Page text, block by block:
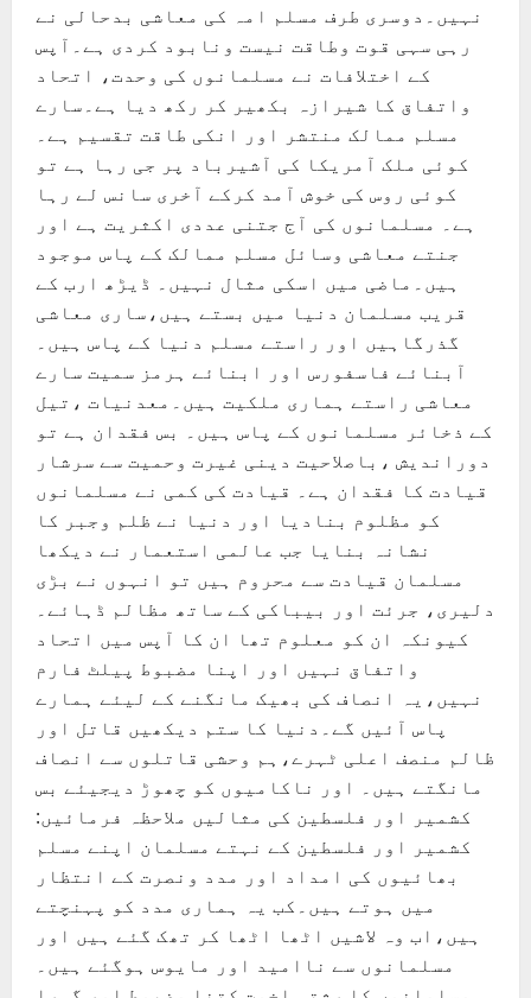
نہیں۔دوسری طرف مسلم امہ کی معاشی بدحالی نے
رہی سہی قوت وطاقت نیست ونابود کردی ہے۔آپس
کے اختلافات نے مسلمانوں کی وحدت، اتحاد
واتفاق کا شیرازہ بکھیر کر رکھ دیا ہے۔سارے
مسلم ممالک منتشر اور انکی طاقت تقسیم ہے۔
کوئی ملک آمریکا کی آشیرباد پر جی رہا ہے تو
کوئی روس کی خوش آمد کرکے آخری سانس لے رہا
ہے۔ مسلمانوں کی آج جتنی عددی اکثریت ہے اور
جنتے معاشی وسائل مسلم ممالک کے پاس موجود
ہیں۔ماضی میں اسکی مثال نہیں۔ ڈیڑھ ارب کے
قریب مسلمان دنیا میں بستے ہیں،ساری معاشی
گذرگاہیں اور راستے مسلم دنیا کے پاس ہیں۔
آبنائے فاسفورس اور ابنائے ہرمز سمیت سارے
معاشی راستے ہماری ملکیت ہیں۔معدنیات ،تیل
کے ذخائر مسلمانوں کے پاس ہیں۔ بس فقدان ہے تو
دوراندیش ،باصلاحیت دینی غیرت وحمیت سے سرشار
قیادت کا فقدان ہے۔ قیادت کی کمی نے مسلمانوں
کو مظلوم بنادیا اور دنیا نے ظلم وجبر کا
نشانہ بنایا جب عالمی استعمار نے دیکھا
مسلمان قیادت سے محروم ہیں تو انہوں نے بڑی
دلیری، جرئت اور بیباکی کے ساتھ مظالم ڈہائے۔
کیونکہ ان کو معلوم تھا ان کا آپس میں اتحاد
واتفاق نہیں اور اپنا مضبوط پیلٹ فارم
نہیں،یہ انصاف کی بھیک مانگنے کے لیئے ہمارے
پاس آئیں گے۔دنیا کا ستم دیکھیں قاتل اور
ظالم منصف اعلی ٹہرے،ہم وحشی قاتلوں سے انصاف
مانگتے ہیں۔ اور ناکامیوں کو چھوڑ دیجیئے بس
کشمیر اور فلسطین کی مثالیں ملاحظہ فرمائیں:
کشمیر اور فلسطین کے نہتے مسلمان اپنے مسلم
بھائیوں کی امداد اور مدد ونصرت کے انتظار
میں ہوتے ہیں۔کب یہ ہماری مدد کو پہنچتے
ہیں،اب وہ لاشیں اٹھا اٹھا کر تھک گئے ہیں اور
مسلمانوں سے ناامید اور مایوس ہوگئے ہیں۔